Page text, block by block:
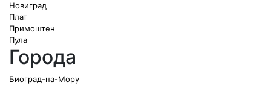
Новиград
Плат
Примоштен
Пула
Города
Биоград-на-Мору